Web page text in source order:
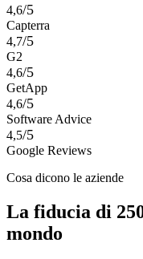
4,6/5
Capterra
4,7/5
G2
4,6/5
GetApp
4,6/5
Software Advice
4,5/5
Google Reviews
Cosa dicono le aziende
La fiducia di
mondo